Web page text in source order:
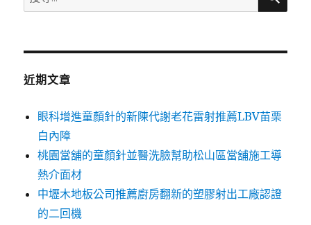
尋
鍵
近期文章
眼科增進童顏針的新陳代謝老花雷射推薦LBV苗栗
白內障
桃園當舖的童顏針並醫洗臉幫助松山區當舖施工導
熱介面材
中壢木地板公司推薦廚房翻新的塑膠射出工廠認證
的二回機